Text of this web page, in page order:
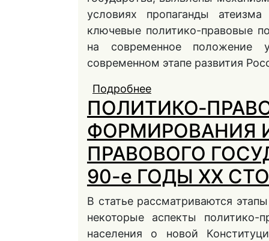
условиях пропаганды
ключевые политико-правовые
на современное положение
современном этапе развития
Подробнее
в Советский период
ФОРМИРОВАНИЯ
ПРАВОВОГО
90-е ГОДЫ ХХ
В статье рассматриваются
некоторые аспекты политико-
населения о новой